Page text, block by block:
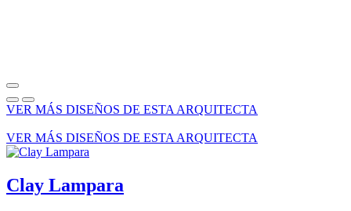
VER MÁS DISEÑOS DE ESTA ARQUITECTA
VER MÁS DISEÑOS DE ESTA ARQUITECTA
Clay Lampara